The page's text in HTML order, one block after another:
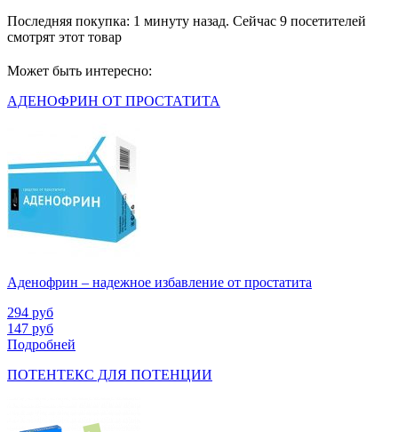
Последняя покупка: 1 минуту назад. Сейчас 9 посетителей
смотрят этот товар
Может быть интересно:
АДЕНОФРИН ОТ ПРОСТАТИТА
Аденофрин – надежное избавление от простатита
294 руб
147 руб
Подробней
ПОТЕНТЕКС ДЛЯ ПОТЕНЦИИ